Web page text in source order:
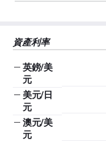
資產利率
— 英鎊/美
元
— 美元/日
元
— 澳元/美
元